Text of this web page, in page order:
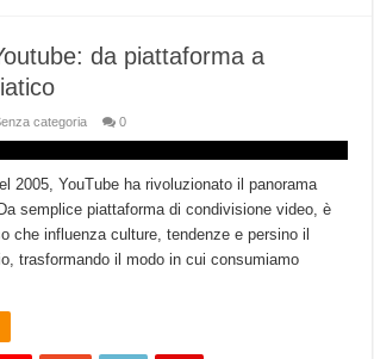
da piattaforma a
categoria 0
2005, YouTube ha rivoluzionato il panorama
semplice piattaforma di condivisione video, è
che influenza culture, tendenze e persino il
trasformando il modo in cui consumiamo